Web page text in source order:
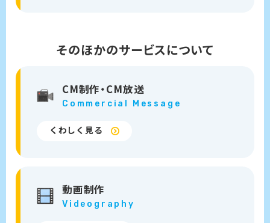
そのほかのサービスについて
CM制作・CM放送
Commercial Message
くわしく見る
動画制作
Videography